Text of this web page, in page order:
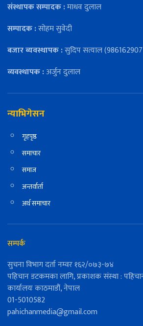
संस्थापक सम्पादक :माधव दुलाल
सम्पादक :सोहम सुवेदी
बजार ब्यवस्थापक :सुदिप सत्याल
व्यवस्थापक :अर्जुन दुलाल
न्याभिगेसन
गृहपृष्ठ
समाचार
समाज
अन्तर्वार्ता
अर्थ समाचार
सम्पर्क
सुचना विभाग दर्ता नम्वर १६२/०७३-७४
पहिचान डटकमका लागि, प्रकाशक संस्था : पहिचान
कार्यालयः काठमाडौं, नेपाल
01-5010582
pahichanmedia@gmail.com